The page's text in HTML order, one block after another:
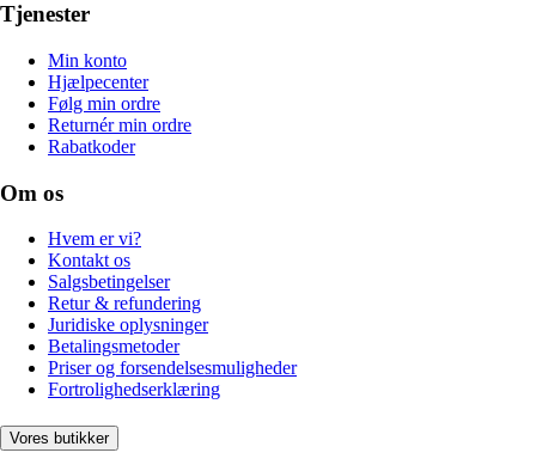
Tjenester
Min konto
Hjælpecenter
Følg min ordre
Returnér min ordre
Rabatkoder
Om os
Hvem er vi?
Kontakt os
Salgsbetingelser
Retur & refundering
Juridiske oplysninger
Betalingsmetoder
Priser og forsendelsesmuligheder
Fortrolighedserklæring
Vores butikker